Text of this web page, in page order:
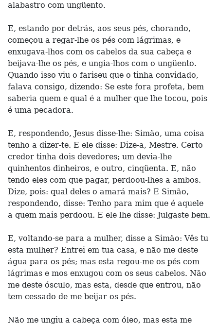
alabastro com ungüento.
E, estando por detrás, aos seus pés, chorando,
começou a regar-lhe os pés com lágrimas, e
enxugava-lhos com os cabelos da sua cabeça e
beijava-lhe os pés, e ungia-lhos com o ungüento.
Quando isso viu o fariseu que o tinha convidado,
falava consigo, dizendo: Se este fora profeta, bem
saberia quem e qual é a mulher que lhe tocou, pois
é uma pecadora.
E, respondendo, Jesus disse-lhe: Simão, uma coisa
tenho a dizer-te. E ele disse: Dize-a, Mestre. Certo
credor tinha dois devedores; um devia-lhe
quinhentos dinheiros, e outro, cinqüenta. E, não
tendo eles com que pagar, perdoou-lhes a ambos.
Dize, pois: qual deles o amará mais? E Simão,
respondendo, disse: Tenho para mim que é aquele
a quem mais perdoou. E ele lhe disse: Julgaste bem.
E, voltando-se para a mulher, disse a Simão: Vês tu
esta mulher? Entrei em tua casa, e não me deste
água para os pés; mas esta regou-me os pés com
lágrimas e mos enxugou com os seus cabelos. Não
me deste ósculo, mas esta, desde que entrou, não
tem cessado de me beijar os pés.
Não me ungiu a cabeça com óleo, mas esta me